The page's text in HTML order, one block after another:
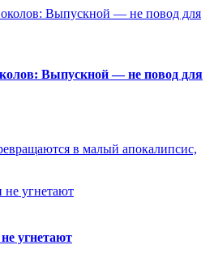
Выпускной — не повод для
в малый апокалипсис,
угнетают